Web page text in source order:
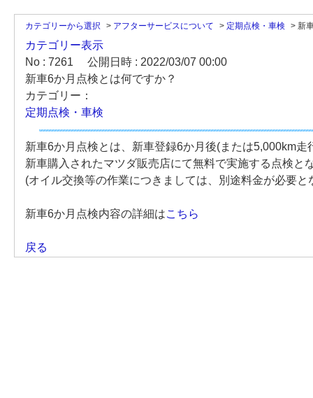
カテゴリーから選択 > アフターサービスについて > 定期点検・車検 > 新
カテゴリー表示
No : 7261
公開日時 : 2022/03/07 00:00
新車6か月点検とは何ですか？
カテゴリー：
定期点検・車検
新車6か月点検とは、新車登録6か月後(または5,000km走
新車購入されたマツダ販売店にて無料で実施する点検と
(オイル交換等の作業につきましては、別途料金が必要と
新車6か月点検内容の詳細はこちら
戻る